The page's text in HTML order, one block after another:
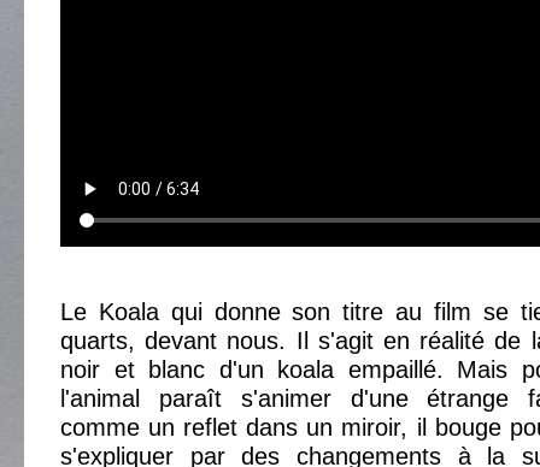
Le Koala qui donne son titre au film se
quarts, devant nous. Il s'agit en réalité de
noir et blanc d'un koala empaillé. Mais
l'animal paraît s'animer d'une étrange
comme un reflet dans un miroir, il bouge
s'expliquer par des changements à la